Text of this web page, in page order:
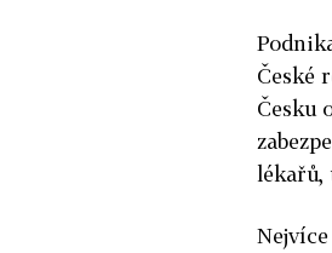
České
Česku
lékařů,